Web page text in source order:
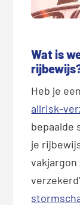
Wat is
Heb je
allrisk-
bepaalde
je
vakjargon